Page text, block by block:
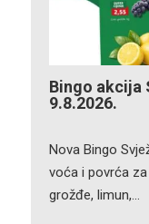
Bingo akcija
9.8.2026.
Nova Bingo
voća i povrća
grožđe, limun,…